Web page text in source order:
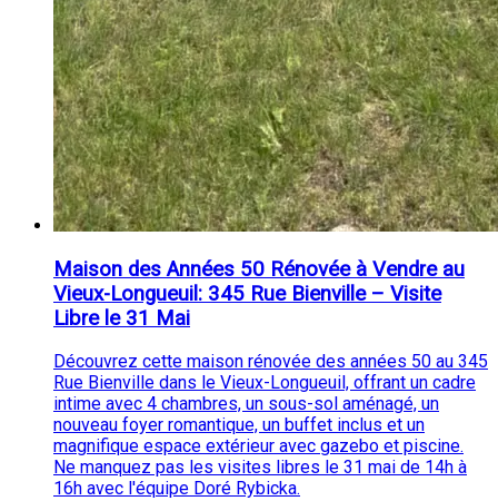
Maison des Années 50 Rénovée à Vendre au
Vieux-Longueuil: 345 Rue Bienville – Visite
Libre le 31 Mai
Découvrez cette maison rénovée des années 50 au 345
Rue Bienville dans le Vieux-Longueuil, offrant un cadre
intime avec 4 chambres, un sous-sol aménagé, un
nouveau foyer romantique, un buffet inclus et un
magnifique espace extérieur avec gazebo et piscine.
Ne manquez pas les visites libres le 31 mai de 14h à
16h avec l'équipe Doré Rybicka.